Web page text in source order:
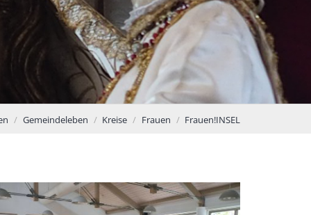
Gemeindeleben Kreise Frauen Frauen!INSEL